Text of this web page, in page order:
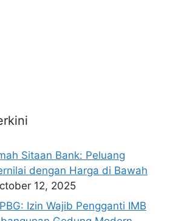
Sitaan Bank: Peluang
dengan Harga di Bawah
12, 2025
Izin Wajib Pengganti IMB